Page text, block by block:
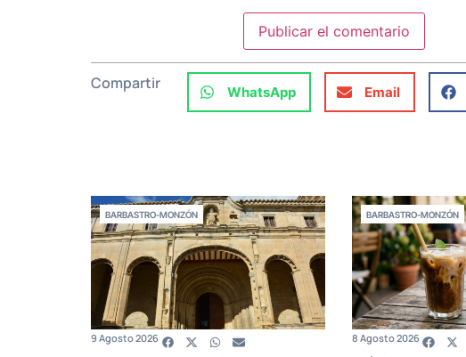
Compartir WhatsApp Email
BARBASTRO-MONZÓN
9 Agosto 2026
BARBASTRO-MONZÓN
8 Agosto 2026